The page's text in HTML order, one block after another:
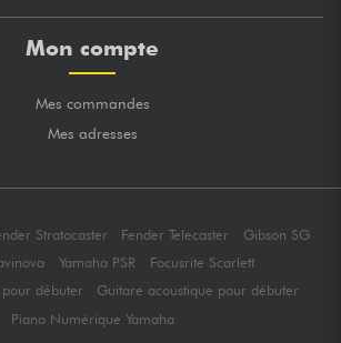
Mon compte
Mes commandes
Mes adresses
Stratocaster Fender Telecaster
Gibson SG
Yamaha PSR
Focusrite Scarlett
débuter
Guitare acoustique pour débuter
Piano Numérique Yamaha